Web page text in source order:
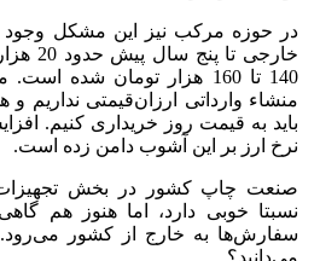
در حوزه مرکب نیز این مشکل
خارجی
140 تا 160 هزار تومان شده
منشاء وارداتی ارزان‌قیمتی نداریم و
باید به قیمت روز خریداری کنیم.
نرخ ارز بر این آشوب دامن زده است.
صنعت چاپ کشور در بخش
نسبتا خوبی دارد،‌ اما هنوز هم
سفارش‌ها به خارج از کشور
می‌دانید؟